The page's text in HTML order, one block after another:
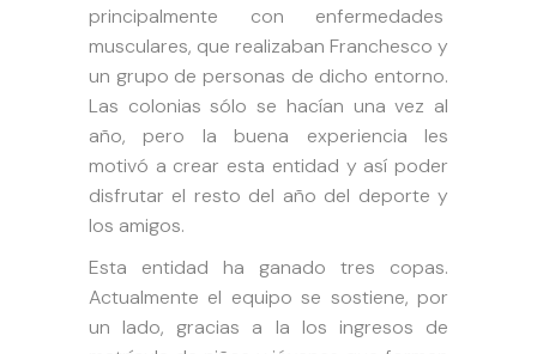
principalmente con enfermedades
musculares, que realizaban Franchesco y
un grupo de personas de dicho entorno.
Las colonias sólo se hacían una vez al
año, pero la buena experiencia les
motivó a crear esta entidad y así poder
disfrutar el resto del año del deporte y
los amigos.
Esta entidad ha ganado tres copas.
Actualmente el equipo se sostiene, por
un lado, gracias a la los ingresos de